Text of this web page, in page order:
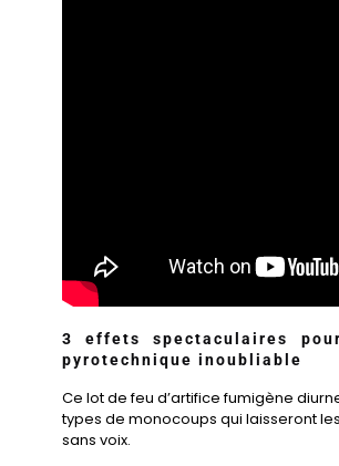
3 effets spectaculaires
pyrotechnique inoubliable
Ce lot de feu d’artifice fumigène
types de monocoups qui laisseront
sans voix.